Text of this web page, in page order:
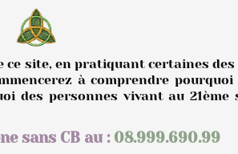
site, en pratiquant certaines
à comprendre
des personnes vivant au 21ème
sans CB au : 08.999.690.99